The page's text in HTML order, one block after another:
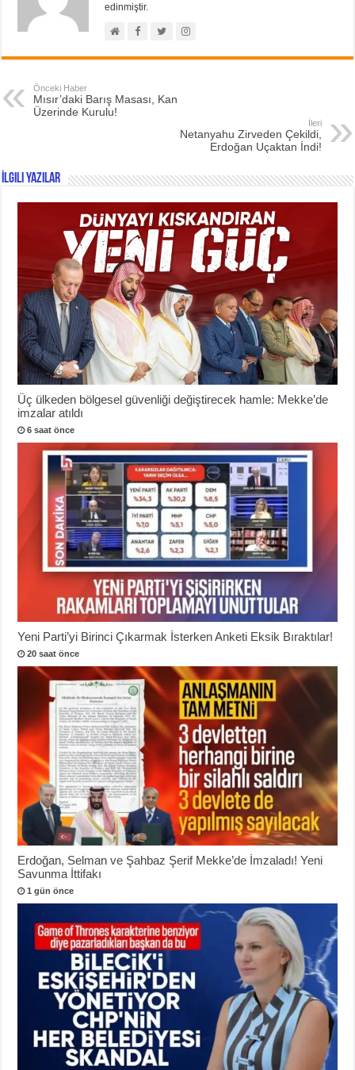
edinmiştir.
Önceki Haber
Mısır’daki Barış Masası, Kan
Üzerinde Kurulu!
İleri
Netanyahu Zirveden Çekildi,
Erdoğan Uçaktan İndi!
İlgili Yazılar
Üç ülkeden bölgesel güvenliği değiştirecek hamle: Mekke’de
imzalar atıldı
6 saat önce
Yeni Parti’yi Birinci Çıkarmak İsterken Anketi Eksik Bıraktılar!
20 saat önce
Erdoğan, Selman ve Şahbaz Şerif Mekke’de İmzaladı! Yeni
Savunma İttifakı
1 gün önce